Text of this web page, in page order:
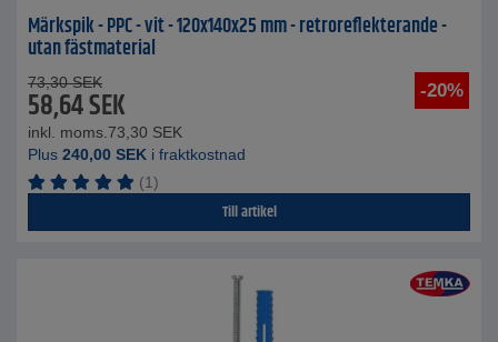
Märkspik - PPC - vit - 120x140x25 mm - retroreflekterande -
utan fästmaterial
-20%
73,30 SEK
58,64SEK
inkl. moms. 73,30 SEK
Plus 240,00 SEK i fraktkostnad
(1)
Till artikel